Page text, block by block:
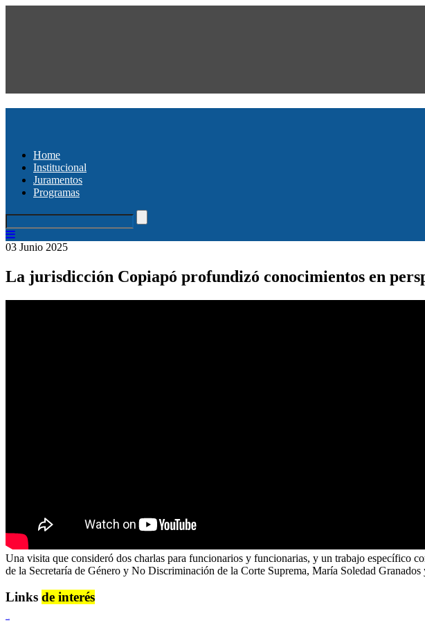
Home
Institucional
Juramentos
Programas
03 Junio 2025
La jurisdicción Copiapó profundizó conocimientos en
Una visita que consideró dos charlas para funcionarios y funcionarias, y un trabajo específico
de la Secretaría de Género y No Discriminación de la Corte Suprema, María Soledad Granados
Links de interés